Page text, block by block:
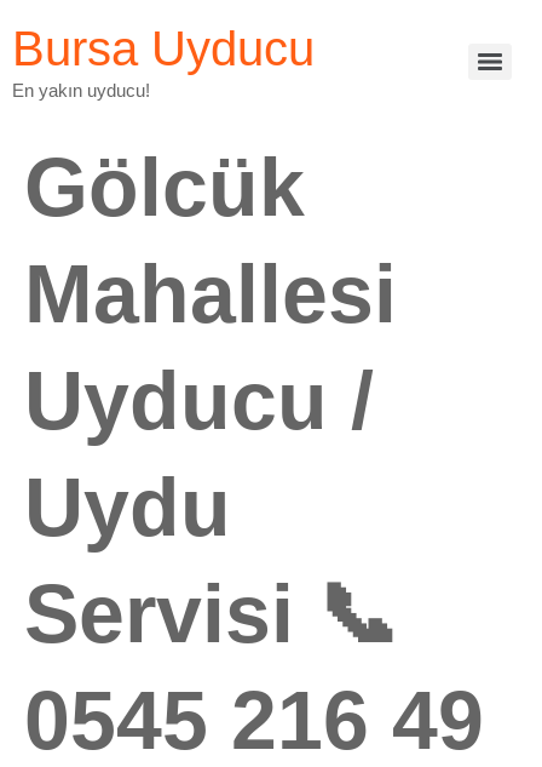
Bursa Uyducu
En yakın uyducu!
Gölcük
Mahallesi
Uyducu /
Uydu
Servisi 📞
0545 216 49